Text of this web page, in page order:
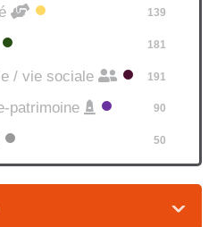
139
181
/ vie sociale 191
patrimoine 90
50